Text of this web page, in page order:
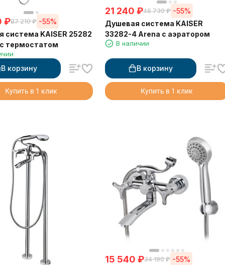
₽87 210 ₽ -55%
система KAISER 25282
термостатом
В корзину
Купить в 1 клик
21 240 ₽46 730 ₽ -55%
Душевая система KAISER
33282-4 Arena с аэратором
В наличии
В корзину
Купить в 1 клик
15 540 ₽34 190 ₽ -55%